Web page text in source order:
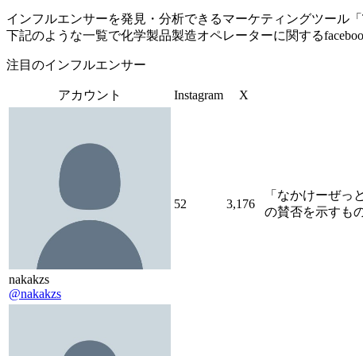
インフルエンサーを発見・分析できるマーケティングツール「
下記のような一覧で化学製品製造オペレーターに関する
注目のインフルエンサー
アカウント Instagram X
nakakzs
@nakakzs
52 3,176
「なかけーぜ
の賛否を示すも